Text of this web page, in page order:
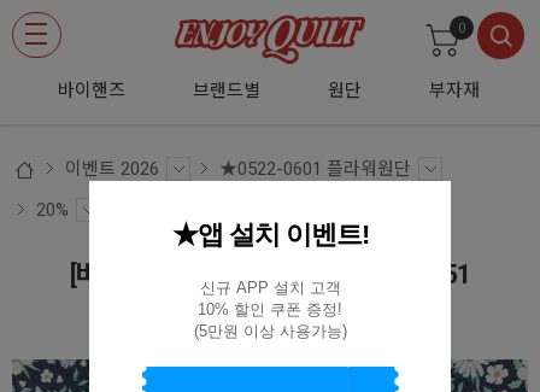
바이핸즈 브랜드별 원단 부자재
0
이벤트 2026
★0522-0601 플라워원단
20%
[바이핸즈] DTP 쁘띠 플라워 시리즈 D51
EYPD-D51
★앱 설치 이벤트!
신규 APP 설치 고객
10% 할인 쿠폰 증정!
(5만원 이상 사용가능)